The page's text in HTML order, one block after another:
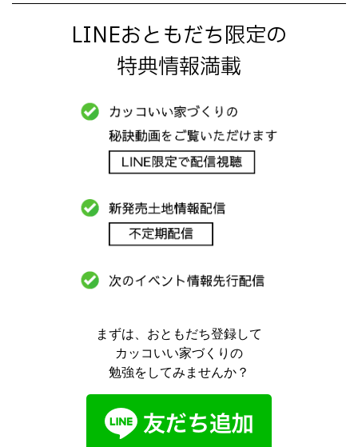
LINEおともだち限定の
特典情報満載
まずは、おともだち登録して
カッコいい家づくりの
勉強をしてみませんか？